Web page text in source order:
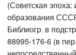
(Советская
образования
Библиогр. в
88995-176-6 (в